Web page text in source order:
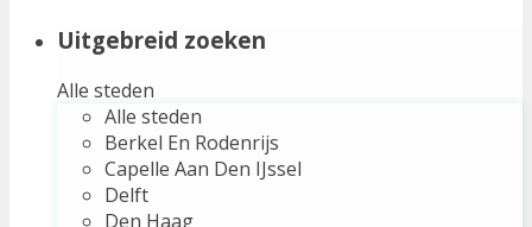
Uitgebreid zoeken
Alle steden
Alle steden
Berkel En Rodenrijs
Capelle Aan Den IJssel
Delft
Den Haag